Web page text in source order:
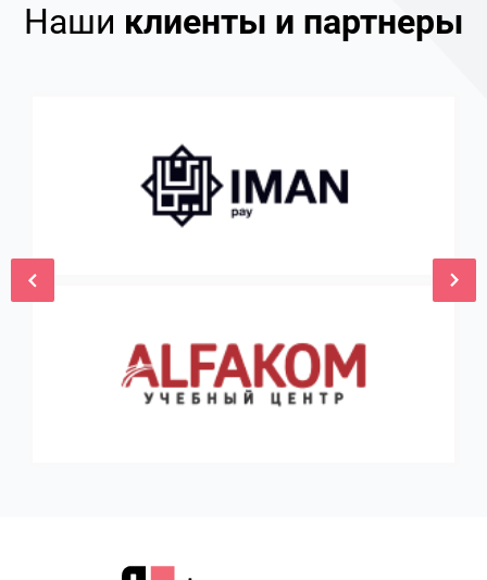
Наши клиенты и партнеры